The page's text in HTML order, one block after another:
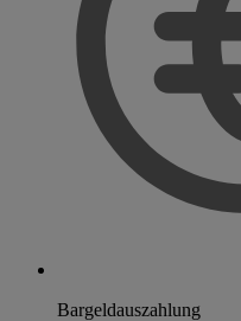
Bargeldauszahlung